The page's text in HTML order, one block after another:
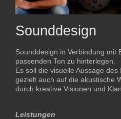
Sounddesign
Sounddesign in Verbindung mit
passenden Ton zu hinterlegen.
Es soll die visuelle Aussage
gezielt auch auf die akustische
durch kreative Visionen und
Leistungen